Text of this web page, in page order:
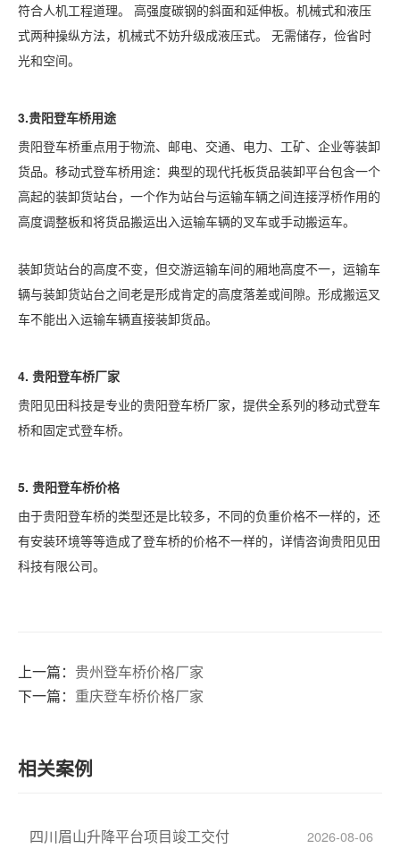
符合人机工程道理。 高强度碳钢的斜面和延伸板。机械式和液压
式两种操纵方法，机械式不妨升级成液压式。 无需储存，俭省时
光和空间。
3.贵阳登车桥用途
贵阳登车桥重点用于物流、邮电、交通、电力、工矿、企业等装卸
货品。移动式登车桥用途：典型的现代托板货品装卸平台包含一个
高起的装卸货站台，一个作为站台与运输车辆之间连接浮桥作用的
高度调整板和将货品搬运出入运输车辆的叉车或手动搬运车。
装卸货站台的高度不变，但交游运输车间的厢地高度不一，运输车
辆与装卸货站台之间老是形成肯定的高度落差或间隙。形成搬运叉
车不能出入运输车辆直接装卸货品。
4. 贵阳登车桥厂家
贵阳见田科技是专业的贵阳登车桥厂家，提供全系列的移动式登车
桥和固定式登车桥。
5. 贵阳登车桥价格
由于贵阳登车桥的类型还是比较多，不同的负重价格不一样的，还
有安装环境等等造成了登车桥的价格不一样的，详情咨询贵阳见田
科技有限公司。
上一篇： 贵州登车桥价格厂家
下一篇： 重庆登车桥价格厂家
相关案例
四川眉山升降平台项目竣工交付 2026-08-06